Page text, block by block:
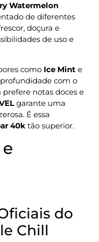
Watermelon
de diferentes
doçura e
de uso e
como Ice Mint e
com o
notas doces e
garante uma
É essa
40k tão superior.
do
Chill